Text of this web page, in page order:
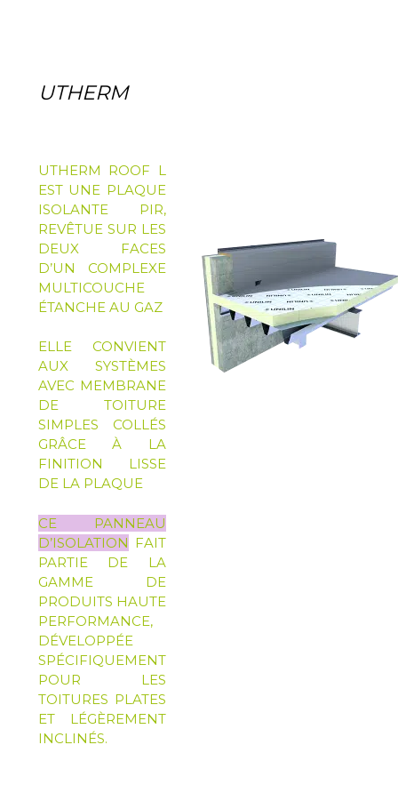
UTHERM
UTHERM ROOF L
EST UNE PLAQUE
ISOLANTE PIR,
REVÊTUE SUR LES
DEUX FACES
D’UN COMPLEXE
MULTICOUCHE
ÉTANCHE AU GAZ
ELLE CONVIENT
AUX SYSTÈMES
AVEC MEMBRANE
DE TOITURE
SIMPLES COLLÉS
GRÂCE À LA
FINITION LISSE
DE LA PLAQUE
CE PANNEAU
D’ISOLATION FAIT
PARTIE DE LA
GAMME DE
PRODUITS HAUTE
PERFORMANCE,
DÉVELOPPÉE
SPÉCIFIQUEMENT
POUR LES
TOITURES PLATES
ET LÉGÈREMENT
INCLINÉS.